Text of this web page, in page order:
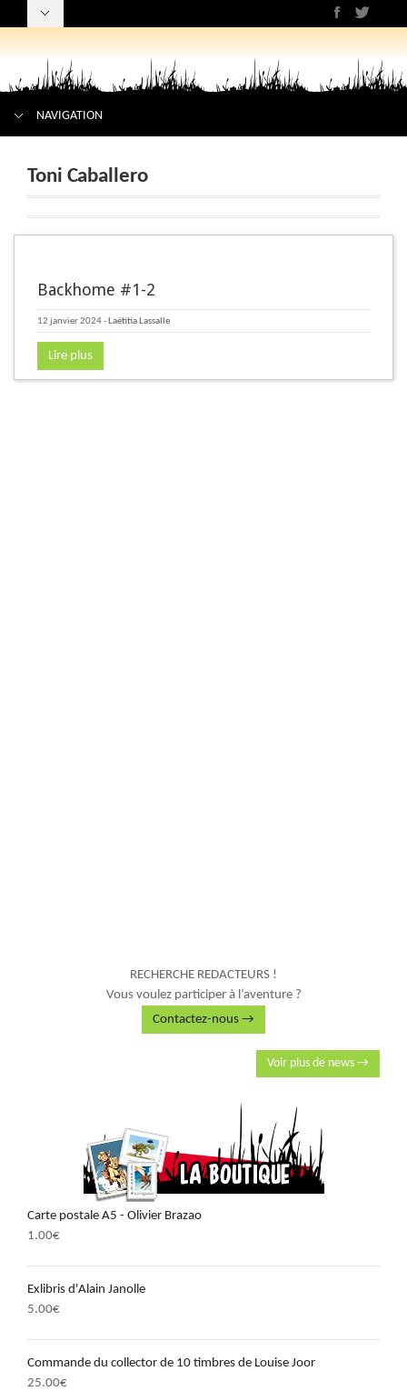
NAVIGATION
Toni Caballero
Backhome #1-2
12 janvier 2024- Laëtitia Lassalle
Lire plus
RECHERCHE REDACTEURS !
Vous voulez participer à l’aventure ?
Contactez-nous →
Voir plus de news →
Carte postale A5 - Olivier Brazao
1.00€
Exlibris d'Alain Janolle
5.00€
Commande du collector de 10 timbres de Louise Joor
25.00€